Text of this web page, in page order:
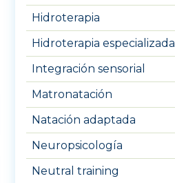
Hidroterapia
Hidroterapia especializada
Integración sensorial
Matronatación
Natación adaptada
Neuropsicología
Neutral training